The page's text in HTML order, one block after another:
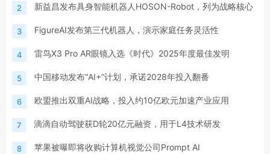
2 新益昌发布具身智能机器人HOSON-Robot，列为战略核心
3 FigureAI发布第三代机器人，演示家庭任务灵活性
4 雷鸟X3 Pro AR眼镜入选《时代》2025年度最佳发明
5 中国移动发布“AI+”计划，承诺2028年投入翻番
6 欧盟推出双重AI战略，投入约10亿欧元加速产业应用
7 滴滴自动驾驶获D轮20亿元融资，用于L4技术研发
8 苹果被曝即将收购计算机视觉公司Prompt AI